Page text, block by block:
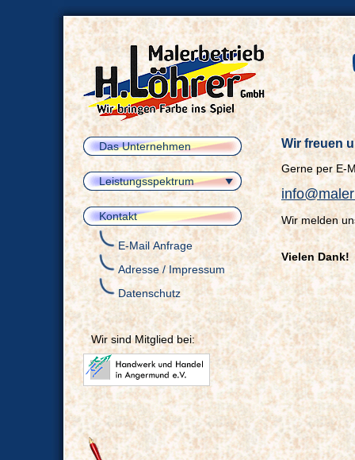
Das Unternehmen
Leistungsspektrum
Kontakt
E-Mail Anfrage
Adresse / Impressum
Datenschutz
Wir sind Mitglied bei:
Wir freuen
Gerne per E-
Wir melden
Vielen Dank!